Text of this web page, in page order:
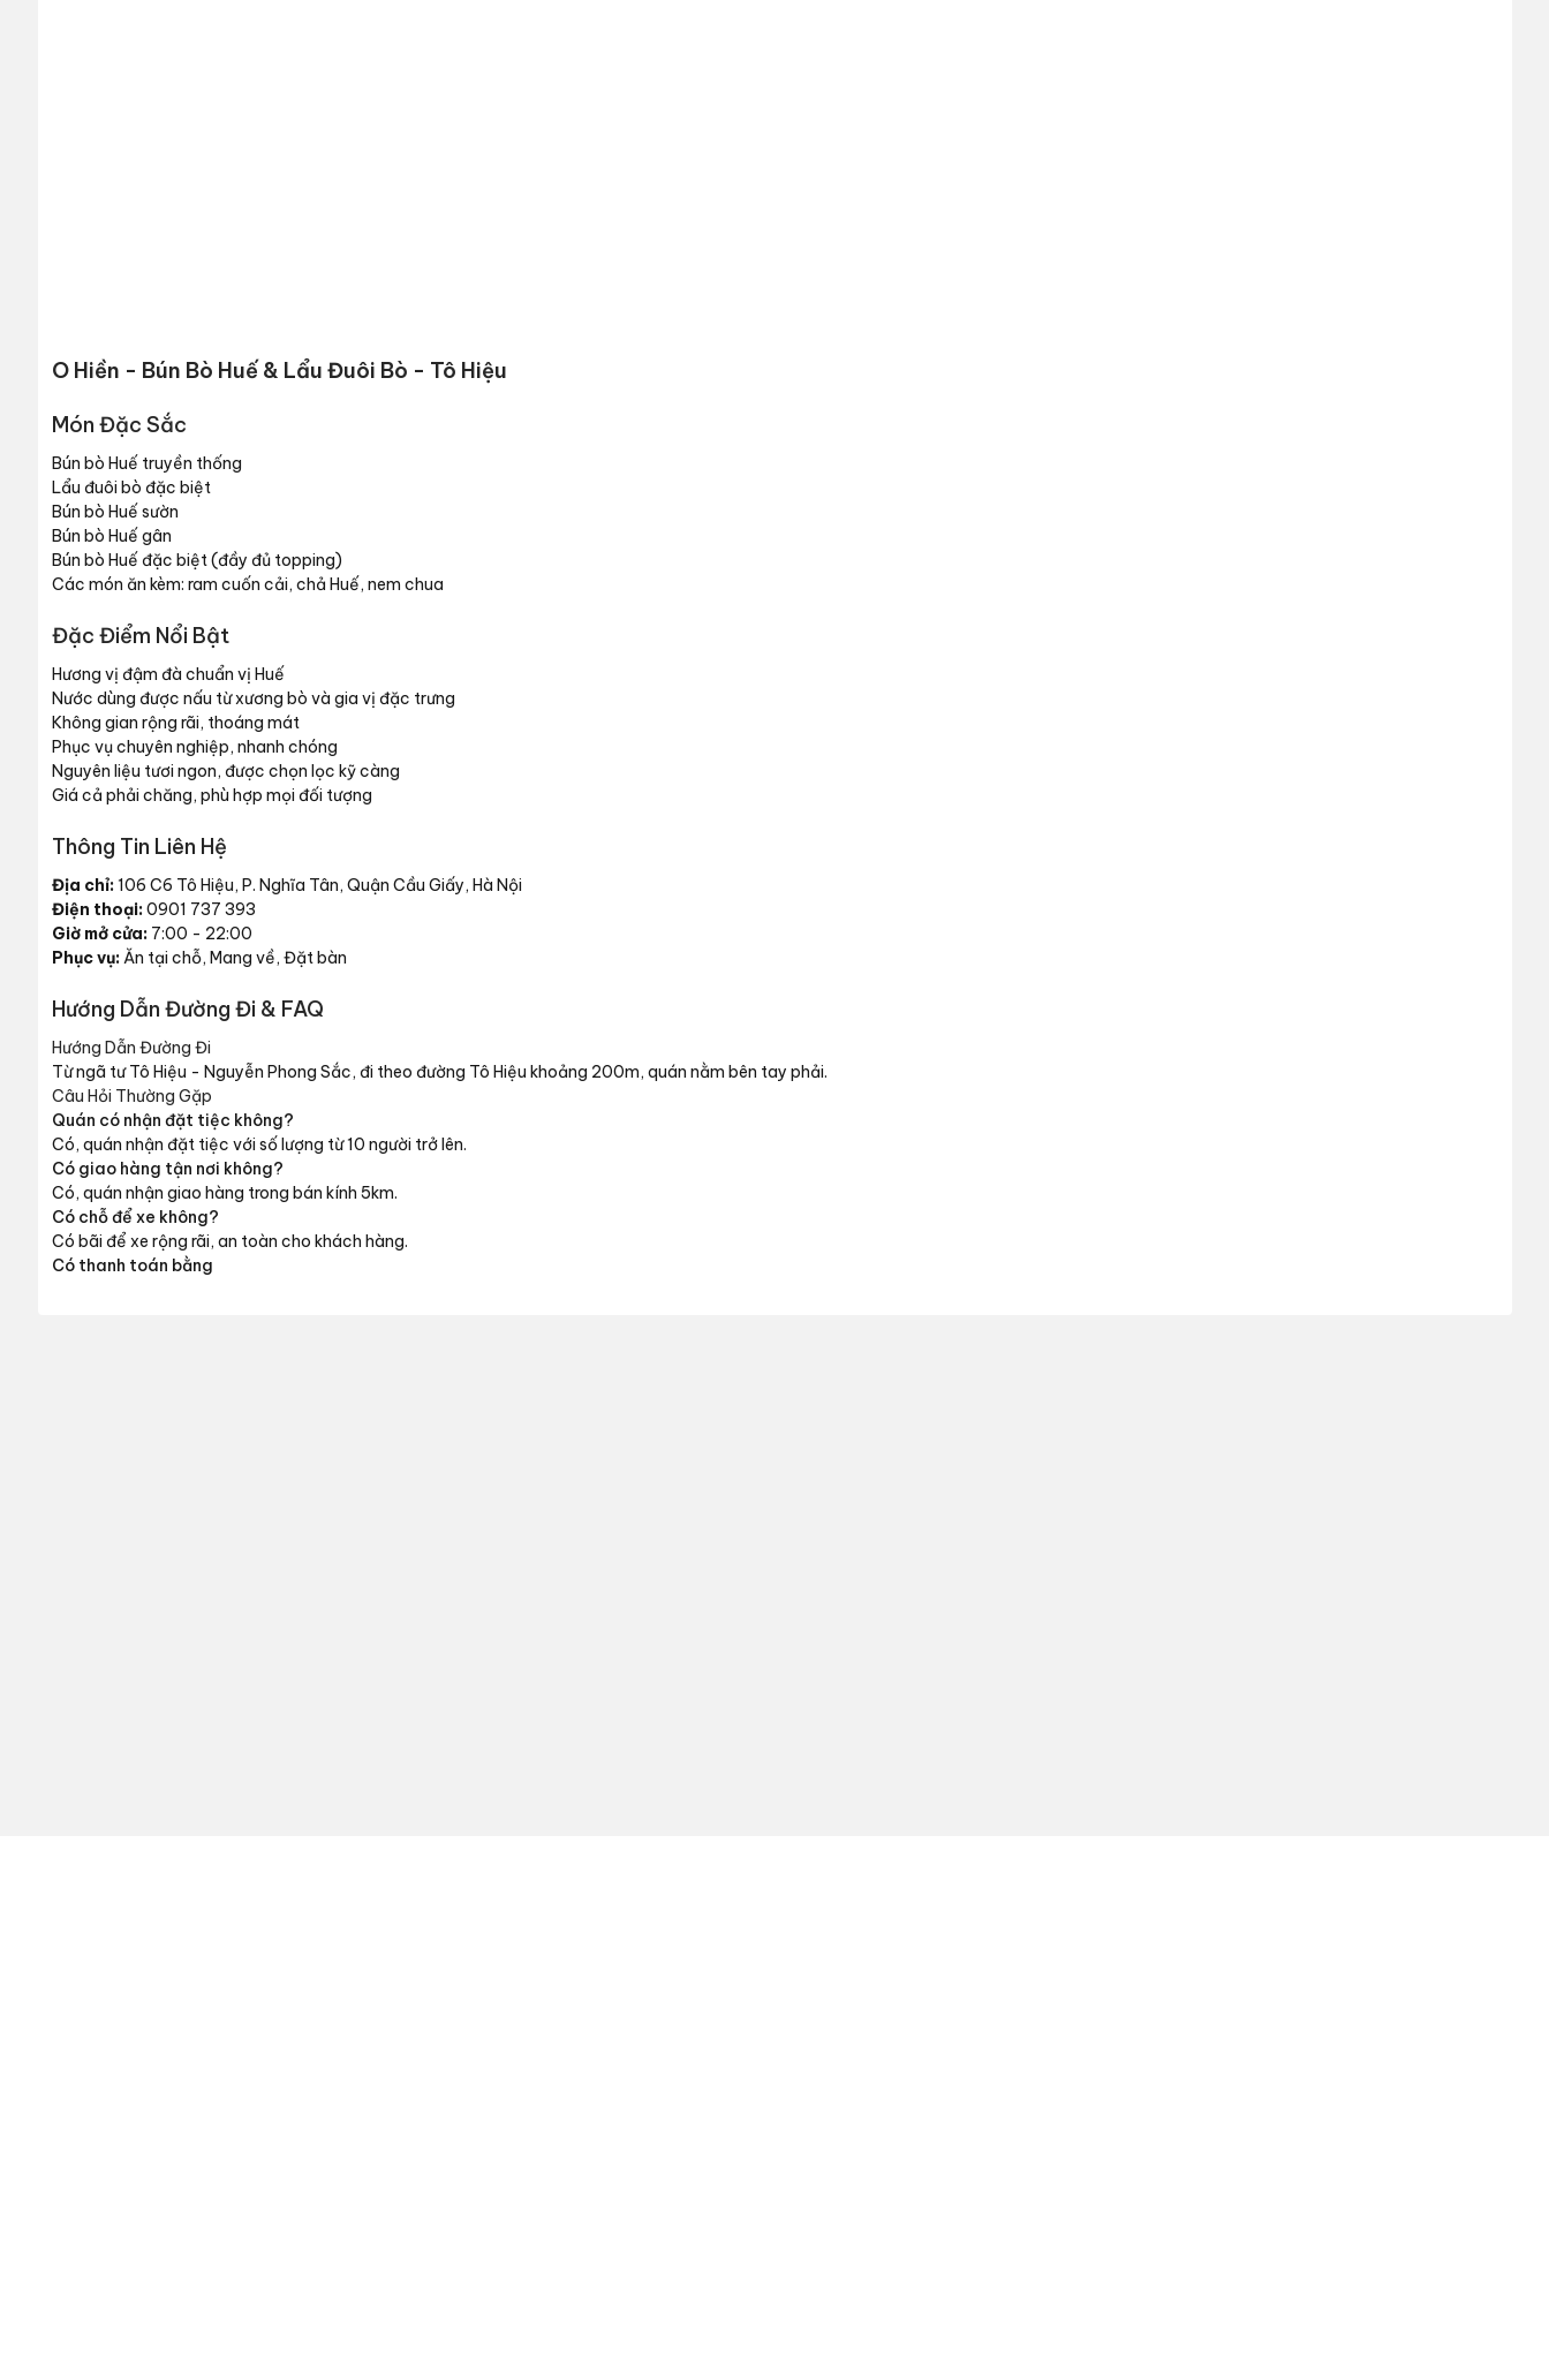
O Hiền - Bún Bò Huế & Lẩu Đuôi Bò - Tô Hiệu
Món Đặc Sắc
Bún bò Huế truyền thống
Lẩu đuôi bò đặc biệt
Bún bò Huế sườn
Bún bò Huế gân
Bún bò Huế đặc biệt (đầy đủ topping)
Các món ăn kèm: ram cuốn cải, chả Huế, nem chua
Đặc Điểm Nổi Bật
Hương vị đậm đà chuẩn vị Huế
Nước dùng được nấu từ xương bò và gia vị đặc trưng
Không gian rộng rãi, thoáng mát
Phục vụ chuyên nghiệp, nhanh chóng
Nguyên liệu tươi ngon, được chọn lọc kỹ càng
Giá cả phải chăng, phù hợp mọi đối tượng
Thông Tin Liên Hệ
Địa chỉ:106 C6 Tô Hiệu, P. Nghĩa Tân, Quận Cầu Giấy, Hà Nội
Điện thoại:0901 737 393
Giờ mở cửa:7:00 - 22:00
Phục vụ:Ăn tại chỗ, Mang về, Đặt bàn
Hướng Dẫn Đường Đi & FAQ
Hướng Dẫn Đường Đi
Từ ngã tư Tô Hiệu - Nguyễn Phong Sắc, đi theo đường Tô Hiệu khoảng 200m, quán nằm bên tay phải.
Câu Hỏi Thường Gặp
Quán có nhận đặt tiệc không?
Có, quán nhận đặt tiệc với số lượng từ 10 người trở lên.
Có giao hàng tận nơi không?
Có, quán nhận giao hàng trong bán kính 5km.
Có chỗ để xe không?
Có bãi để xe rộng rãi, an toàn cho khách hàng.
Có thanh toán bằng